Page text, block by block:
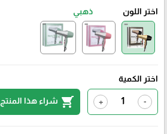
اختر اللون ذهبي
اختر الكمية
-
+
shopping_cart شراء هذا المنتج